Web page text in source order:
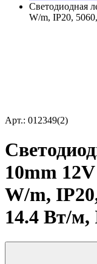
Светодиодная
W/m, IP20,
Арт.: 012349(2)
10mm
W/m,
14.4 Вт/м,